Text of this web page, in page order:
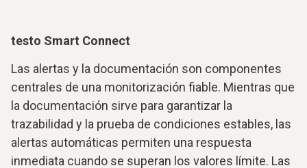
testo Smart Connect
Las alertas y la documentación son componentes
centrales de una monitorización fiable. Mientras que
la documentación sirve para garantizar la
trazabilidad y la prueba de condiciones estables, las
alertas automáticas permiten una respuesta
inmediata cuando se superan los valores límite. Las